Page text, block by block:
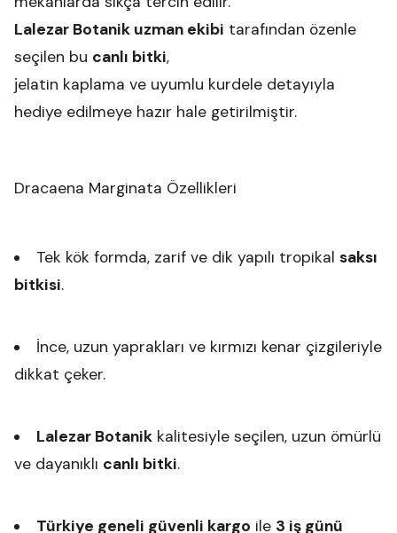
Lalezar Botanik uzman ekibi tarafından özenle
seçilen bu canlı bitki,
jelatin kaplama ve uyumlu kurdele detayıyla
hediye edilmeye hazır hale getirilmiştir.
Dracaena Marginata Özellikleri
Tek kök formda, zarif ve dik yapılı tropikal saksı
bitkisi.
İnce, uzun yaprakları ve kırmızı kenar çizgileriyle
dikkat çeker.
Lalezar Botanikkalitesiyle seçilen, uzun ömürlü
ve dayanıklı canlı bitki.
Türkiye geneli güvenli kargo ile 3 iş günü